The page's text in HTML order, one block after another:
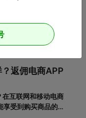
来越大，这也给企
开发长沙APP，希
应用的优秀用户体
返佣电商APP
互联网和移动电商
受到购买商品的便